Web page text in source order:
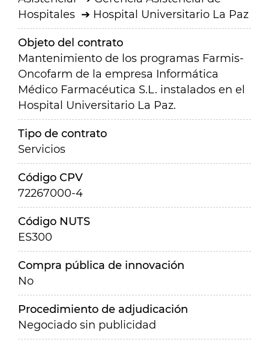
Hospitales
Hospital Universitario La Paz
Objeto del contrato
Mantenimiento de los programas Farmis-
Oncofarm de la empresa Informática
Médico Farmacéutica S.L. instalados en el
Hospital Universitario La Paz.
Tipo de contrato
Servicios
Código CPV
72267000-4
Código NUTS
ES300
Compra pública de innovación
No
Procedimiento de adjudicación
Negociado sin publicidad